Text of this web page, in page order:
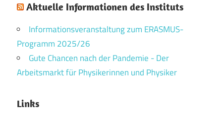
Aktuelle Informationen des Instituts
Informationsveranstaltung zum ERASMUS-
Programm 2025/26
Gute Chancen nach der Pandemie - Der
Arbeitsmarkt für Physikerinnen und Physiker
Links